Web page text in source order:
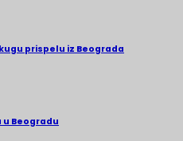
prispelu iz Beograda
u Beogradu